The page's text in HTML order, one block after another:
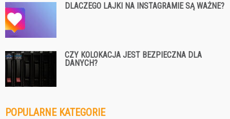
DLACZEGO LAJKI NA INSTAGRAMIE SĄ WAŻNE?
CZY KOLOKACJA JEST BEZPIECZNA DLA
DANYCH?
POPULARNE KATEGORIE